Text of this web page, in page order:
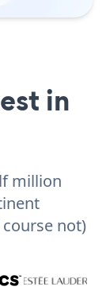
in
million
not)